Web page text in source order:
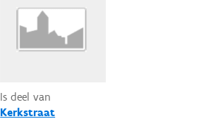
Is deel van
Kerkstraat